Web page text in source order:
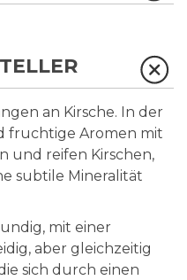
an Kirsche. In der
fruchtige Aromen mit
und reifen Kirschen,
subtile Mineralität
mit einer
aber gleichzeitig
sich durch einen